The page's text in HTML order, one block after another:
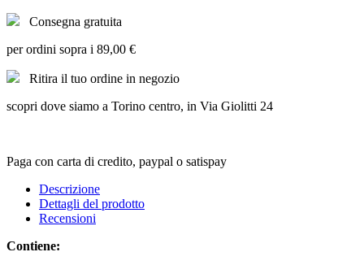
Consegna gratuita
per ordini sopra i 89,00 €
Ritira il tuo ordine in negozio
scopri dove siamo a Torino centro, in Via Giolitti 24
Paga con carta di credito, paypal o satispay
Descrizione
Dettagli del prodotto
Recensioni
Contiene: